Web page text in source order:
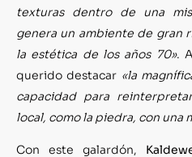
texturas dentro de una
genera un ambiente de gran
la estética de los años 70».
querido destacar «la
capacidad para
local, como la piedra, con una
Con este galardón,